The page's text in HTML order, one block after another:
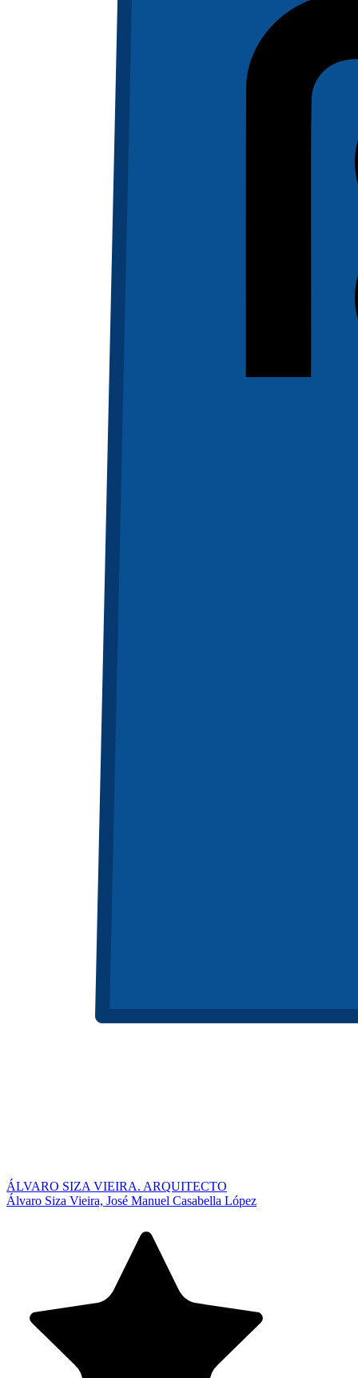
ÁLVARO SIZA VIEIRA. ARQUITECTO
Álvaro Siza Vieira, José Manuel Casabella López